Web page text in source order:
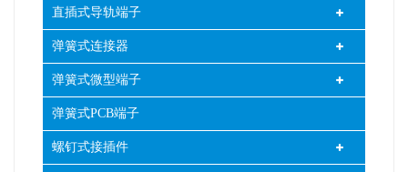
直插式导轨端子
弹簧式连接器
弹簧式微型端子
弹簧式PCB端子
螺钉式接插件